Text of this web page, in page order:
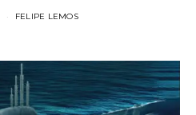
FELIPE LEMOS